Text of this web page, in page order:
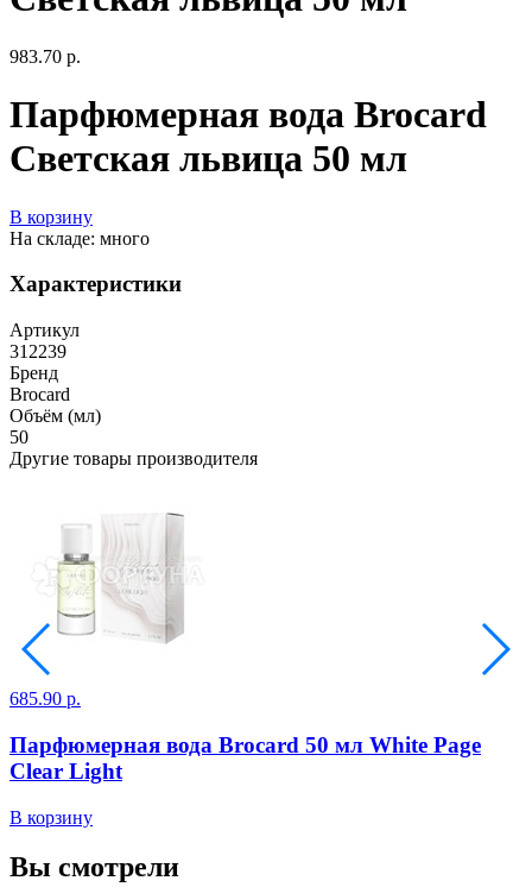
983.70 р.
Парфюмерная вода Brocard
Светская львица 50 мл
В корзину
На складе: много
Характеристики
Артикул
312239
Бренд
Brocard
Объём (мл)
50
Другие товары производителя
685.90 р.
Парфюмерная вода Brocard 50 мл White Page
Clear Light
В корзину
Вы смотрели